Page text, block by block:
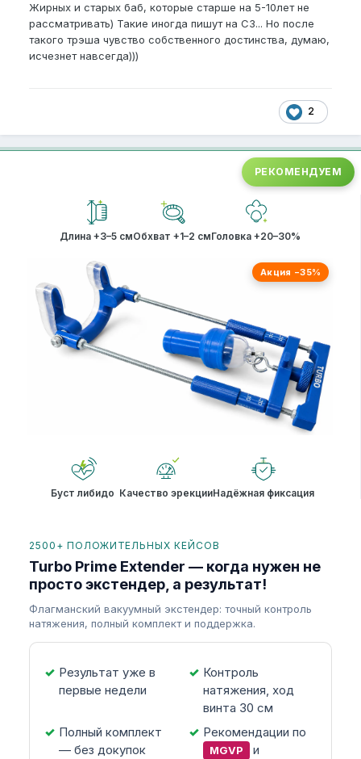
Жирных и старых баб, которые старше на 5-10лет не
рассматривать) Такие иногда пишут на СЗ... Но после
такого трэша чувство собственного достинства, думаю,
исчезнет навсегда)))
2
РЕКОМЕНДУЕМ
Длина +3–5 смОбхват +1–2 смГоловка +20–30%
Акция −35%
Буст либидо Качество эрекцииНадёжная фиксация
2500+ ПОЛОЖИТЕЛЬНЫХ КЕЙСОВ
Turbo Prime Extender — когда нужен не
просто экстендер, а результат!
Флагманский вакуумный экстендер: точный контроль
натяжения, полный комплект и поддержка.
Результат уже в
первые недели
Контроль
натяжения, ход
винта 30 см
Полный комплект
— без докупок
Рекомендации по
MGVP
и